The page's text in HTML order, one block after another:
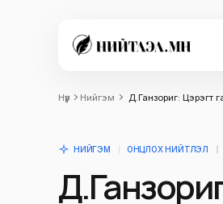
Нүүр Нийгэм Д.Ганзориг: Цэрэгт
НИЙГЭМ ОНЦЛОХ НИЙТЛЭЛ